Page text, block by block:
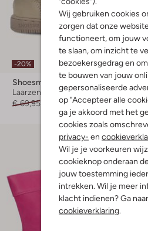
Wij gebruiken cookies
zorgen dat onze
functioneert, om jouw
te slaan, om inzicht te
bezoekersgedrag en
te bouwen van jouw
gepersonaliseerde
op "Accepteer alle
ga je akkoord met het
cookies zoals
privacy- en
Wil je je voorkeuren
cookieknop onderaan
jouw toestemming
intrekken. Wil je meer
klacht indienen? Ga
cookieverklaring.
-20%
Shoesme
Laarzen
€ 69,95
€ 55,99